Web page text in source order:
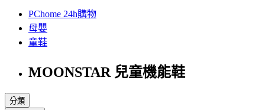
PChome 24h購物
母嬰
童鞋
MOONSTAR 兒童機能鞋
分類